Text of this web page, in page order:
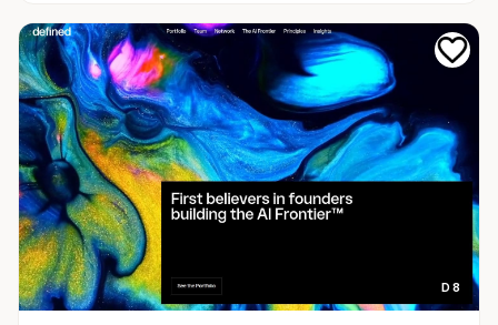
D 8